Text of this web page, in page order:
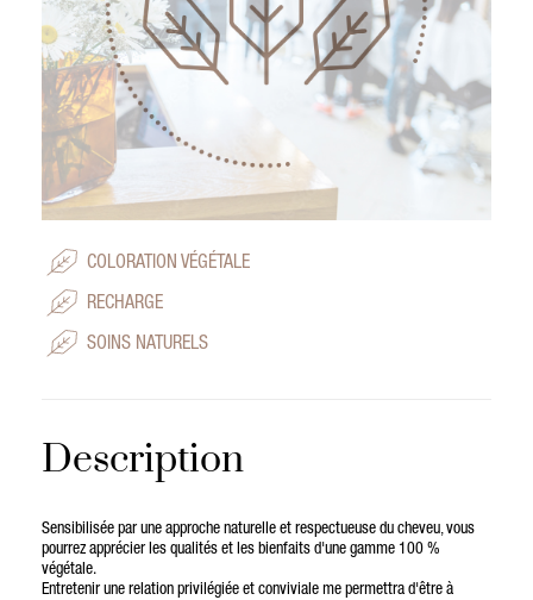
COLORATION VÉGÉTALE
RECHARGE
SOINS NATURELS
Description
Sensibilisée par une approche naturelle et respectueuse du cheveu, vous
pourrez apprécier les qualités et les bienfaits d'une gamme 100 %
végétale.
Entretenir une relation privilégiée et conviviale me permettra d'être à